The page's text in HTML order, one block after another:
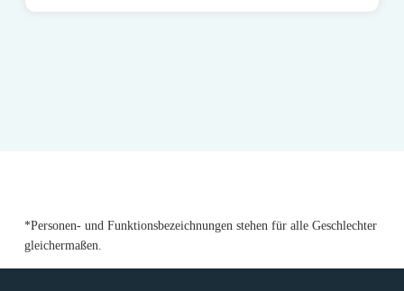
*Personen- und Funktionsbezeichnungen stehen für alle Geschlechter
gleichermaßen.